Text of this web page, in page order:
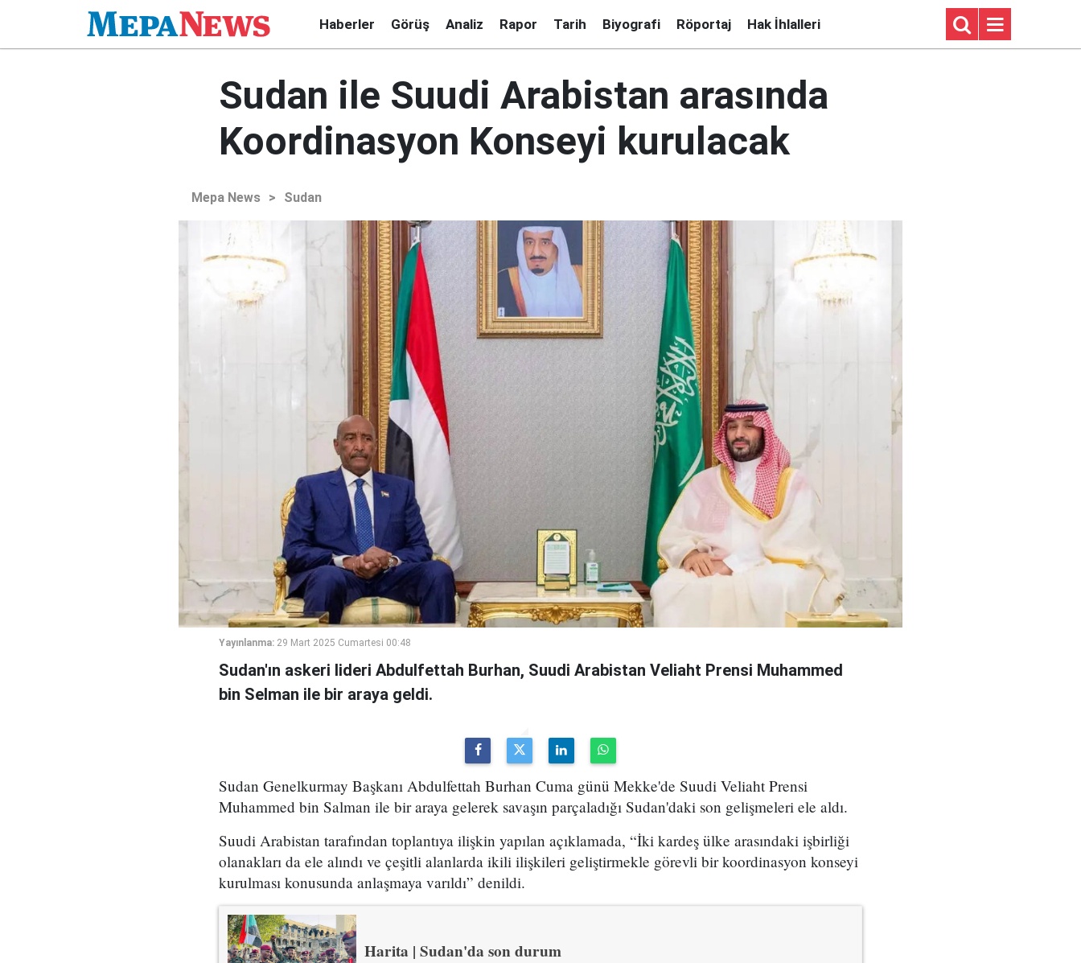
Haberler Görüş Analiz Rapor Tarih Biyografi Röportaj Hak İhlalleri
Sudan ile Suudi Arabistan arasında
Koordinasyon Konseyi kurulacak
Mepa News > Sudan
Yayınlanma: 29 Mart 2025 Cumartesi 00:48
Sudan'ın askeri lideri Abdulfettah Burhan, Suudi Arabistan Veliaht Prensi Muhammed
bin Selman ile bir araya geldi.
Sudan Genelkurmay Başkanı Abdulfettah Burhan Cuma günü Mekke'de Suudi Veliaht Prensi
Muhammed bin Salman ile bir araya gelerek savaşın parçaladığı Sudan'daki son gelişmeleri ele aldı.
Suudi Arabistan tarafından toplantıya ilişkin yapılan açıklamada, “İki kardeş ülke arasındaki işbirliği
olanakları da ele alındı ve çeşitli alanlarda ikili ilişkileri geliştirmekle görevli bir koordinasyon konseyi
kurulması konusunda anlaşmaya varıldı” denildi.
Harita | Sudan'da son durum